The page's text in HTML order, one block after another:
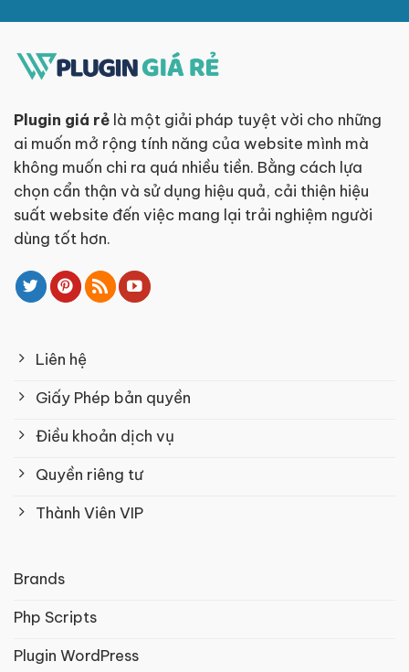
Plugin giá rẻ là một giải pháp tuyệt vời cho những
ai muốn mở rộng tính năng của website mình mà
không muốn chi ra quá nhiều tiền. Bằng cách lựa
chọn cẩn thận và sử dụng hiệu quả, cải thiện hiệu
suất website đến việc mang lại trải nghiệm người
dùng tốt hơn.
Liên hệ
Giấy Phép bản quyền
Điều khoản dịch vụ
Quyền riêng tư
Thành Viên VIP
Brands
Php Scripts
Plugin WordPress